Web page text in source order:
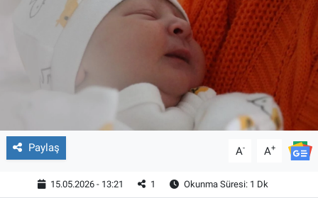
Paylaş A- A+
15.05.2026 - 13:21 1 Okunma Süresi: 1 Dk